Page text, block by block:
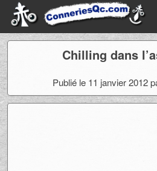
Chilling dans
Publié le 11 janvier 2012